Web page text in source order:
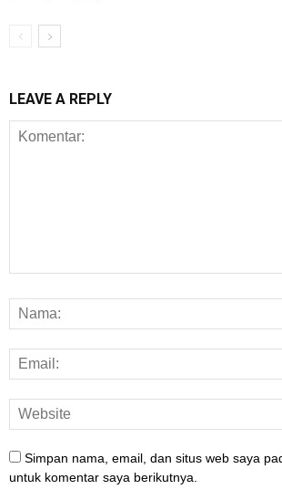
LEAVE A REPLY
Simpan nama, email, dan situs web saya
untuk komentar saya berikutnya.